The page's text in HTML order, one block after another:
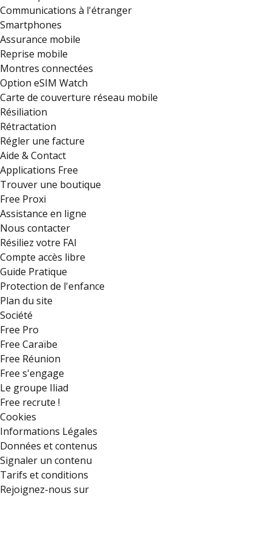
Communications à l'étranger
Smartphones
Assurance mobile
Reprise mobile
Montres connectées
Option eSIM Watch
Carte de couverture réseau mobile
Résiliation
Rétractation
Régler une facture
Aide & Contact
Applications Free
Trouver une boutique
Free Proxi
Assistance en ligne
Nous contacter
Résiliez votre FAI
Compte accès libre
Guide Pratique
Protection de l'enfance
Plan du site
Société
Free Pro
Free Caraïbe
Free Réunion
Free s'engage
Le groupe Iliad
Free recrute !
Cookies
Informations Légales
Données et contenus
Signaler un contenu
Tarifs et conditions
Rejoignez-nous sur